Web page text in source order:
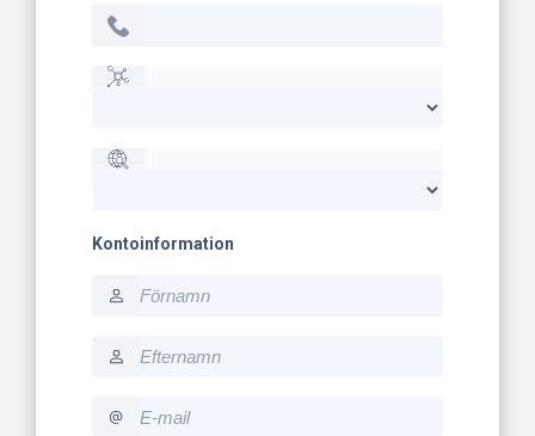
Kontoinformation
firstname
lastname
email